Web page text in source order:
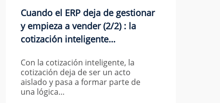
Cuando el ERP deja de gestionar
y empieza a vender (2/2) : la
cotización inteligente…
Con la cotización inteligente, la
cotización deja de ser un acto
aislado y pasa a formar parte de
una lógica…